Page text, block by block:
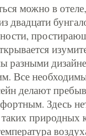
можно в
двадцати
разными
Все
делают
Здесь
природных